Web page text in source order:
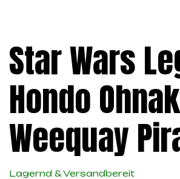
Star Wars
Hondo
Weequay
Lagernd & Versandbereit